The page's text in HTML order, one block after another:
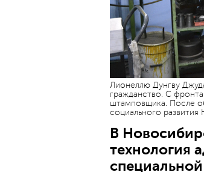
Лионеллю Дунгву
гражданство. С
штамповщика. После
социального
В
технология